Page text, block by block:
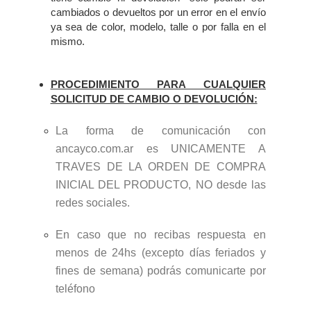
cambiados o devueltos por un error en el envío
ya sea de color, modelo, talle o por falla en el
mismo.
PROCEDIMIENTO PARA CUALQUIER
SOLICITUD DE CAMBIO O DEVOLUCIÓN:
La forma de comunicación con
ancayco.com.ar es UNICAMENTE A
TRAVES DE LA ORDEN DE COMPRA
INICIAL DEL PRODUCTO, NO desde las
redes sociales.
En caso que no recibas respuesta en
menos de 24hs (excepto días feriados y
fines de semana) podrás comunicarte por
teléfono